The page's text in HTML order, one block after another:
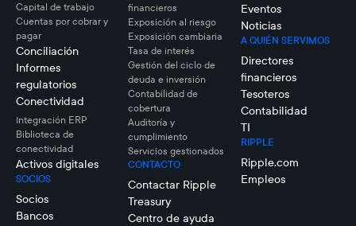
Capital de trabajo
Cuentas por cobrar y
pagar
Conciliación
Informes
regulatorios
Conectividad
Integración ERP
Biblioteca de
conectividad
Activos digitales
SOCIOS
Socios
Bancos
financieros
Exposición al riesgo
Exposición cambiaria
Tasa de interés
Gestión del ciclo de
deuda e inversión
Contabilidad de
cobertura
Auditoría y
cumplimiento
Servicios gestionados
CONTACTO
Contactar Ripple
Treasury
Centro de ayuda
Eventos
Noticias
A QUIÉN SERVIMOS
Directores
financieros
Tesoteros
Contabilidad
TI
RIPPLE
Ripple.com
Empleos